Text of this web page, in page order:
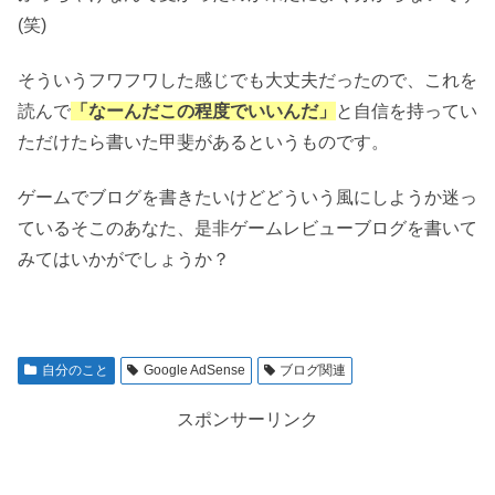
(笑)
そういうフワフワした感じでも大丈夫だったので、これを
読んで 「なーんだこの程度でいいんだ」
と自信を持ってい
ただけたら書いた甲斐があるというものです。
ゲームでブログを書きたいけどどういう風にしようか迷っ
ているそこのあなた、是非ゲームレビューブログを書いて
みてはいかがでしょうか？
自分のこと Google AdSense ブログ関連
スポンサーリンク